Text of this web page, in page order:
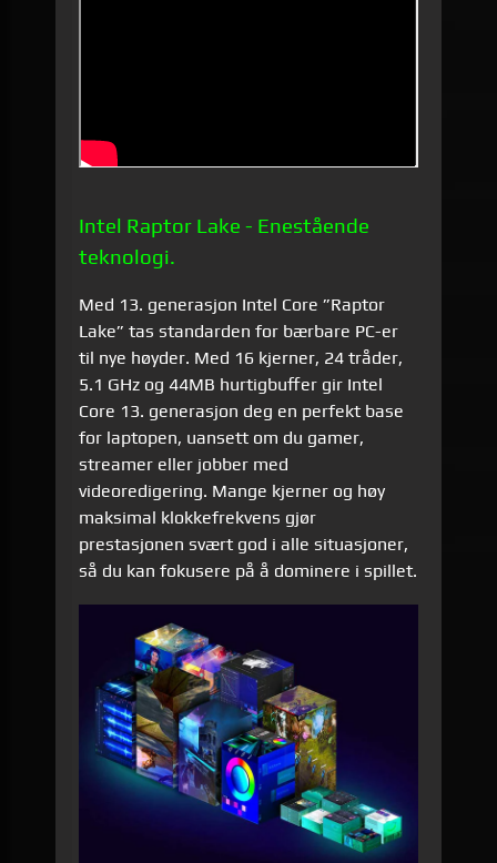
Intel Raptor Lake - Enestående
teknologi.
Med 13. generasjon Intel Core ”Raptor
Lake” tas standarden for bærbare PC-er
til nye høyder. Med 16 kjerner, 24 tråder,
5.1 GHz og 44MB hurtigbuffer gir Intel
Core 13. generasjon deg en perfekt base
for laptopen, uansett om du gamer,
streamer eller jobber med
videoredigering. Mange kjerner og høy
maksimal klokkefrekvens gjør
prestasjonen svært god i alle situasjoner,
så du kan fokusere på å dominere i spillet.